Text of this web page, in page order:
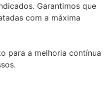
Garantimos que
com a máxima
para a melhoria contínua